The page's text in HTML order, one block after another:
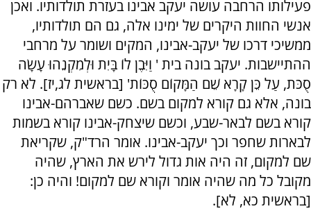
פעילותו הרחבה עושה יעקב אבינו בעזרת תולדותיו. ואכן
אנשי החוות היקרים של ימינו אלה, גם הם תולדותיו,
ממשיכי דרכו של יעקב-אבינו, המקים ושומר על מרחבי
ההתיישבות. יעקב בונה בית ' וַיִּבֶן לוֹ בָּיִת וּלְמִקְנֵהוּ עָשָׂה
סֻכֹּת, עַל כֵּן קָרָא שֵׁם הַמָּקוֹם סֻכּוֹת' [בראשית לג,יז]. לא רק
בונה, אלא גם קורא למקום בשם. כשם שאברהם-אבינו
קורא בשם לבאר-שבע, וכשם שיצחק-אבינו קורא בשמות
לבארות שחפר וכך יעקב-אבינו. אומר הרד"ק, שקריאת
שם למקום, זה היה אות גדול לירש את הארץ, שהיה
מקובל כל מה שהיה אומר וקורא שם למקום! והיה כן:
[בראשית כא, לא].